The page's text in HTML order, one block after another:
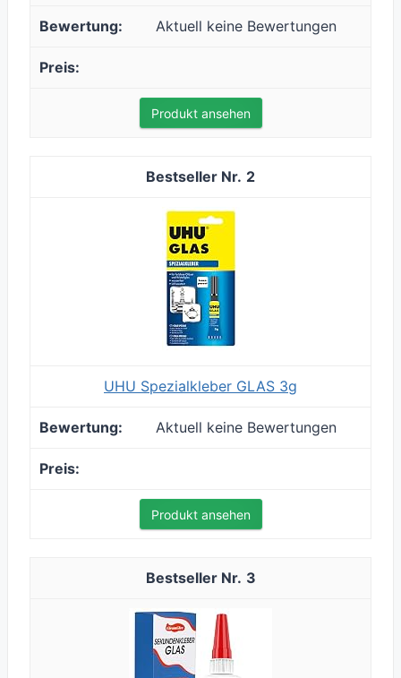
Aktuell keine Bewertungen
Produkt ansehen
2
UHU Spezialkleber GLAS 3g
Aktuell keine Bewertungen
Produkt ansehen
3